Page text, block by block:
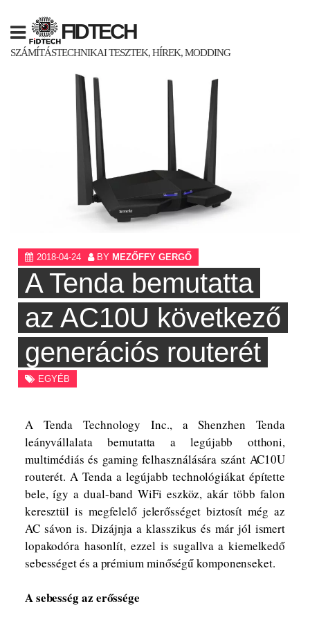
content
FIDTECH
SZÁMÍTÁSTECHNIKAI TESZTEK, HÍREK, MODDING
2018-04-24 BY MEZŐFFY GERGŐ
A Tenda bemutatta
az AC10U következő
generációs routerét
EGYÉB
A Tenda Technology Inc., a Shenzhen Tenda
leányvállalata bemutatta a legújabb otthoni,
multimédiás és gaming felhasználására szánt AC10U
routerét. A Tenda a legújabb technológiákat építette
bele, így a dual-band WiFi eszköz, akár több falon
keresztül is megfelelő jelerősséget biztosít még az
AC sávon is. Dizájnja a klasszikus és már jól ismert
lopakodóra hasonlít, ezzel is sugallva a kiemelkedő
sebességet és a prémium minőségű komponenseket.
A sebesség az erőssége